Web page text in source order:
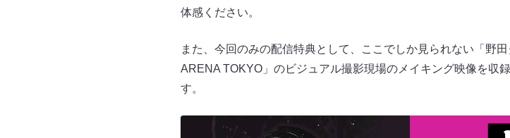
体感ください。
また、今回のみの配信特典として、ここでしか見られない「野
ARENA TOKYO」のビジュアル撮影現場のメイキング映像を収
す。